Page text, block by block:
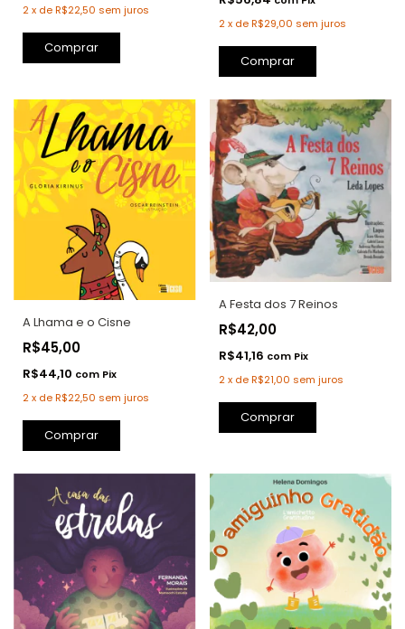
2x deR$22,50 sem juros
Comprar
2 x deR$29,00 sem juros
Comprar
A Lhama e o Cisne
R$45,00
R$44,10 com Pix
2x deR$22,50 sem juros
Comprar
A Festa dos 7 Reinos
R$42,00
R$41,16 com Pix
2 x deR$21,00 sem juros
Comprar